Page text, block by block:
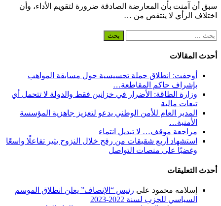
سبق أن آمنت بأن المعارضة الصادقة ضرورة لتقويم الأداء، وأن
اختلاف الرأي لا ينتقص من …
البحث
أحدث المقالات
أوجفت: انطلاق حملة تحسيسية حول مسابقة المواهب
بإشراف حاكم المقاطعة…
وزارة الطاقة: الأضرار في خزانين فقط والدولة لا تتحمل أي
تبعات مالية
المدير العام للأمن الوطني يدعو لتعزيز جاهزية المؤسسة
الأمنية…
مراجعة موقف… لا تبديل انتماء
استشهاد أربع شقيقات من رفح خلال النزوح يثير تفاعلًا واسعًا
وغضبًا على منصات التواصل
أحدث التعليقات
إسلامه محمود على رئيس “الإنصاف” يعلن انطلاق الموسم
السياسي للحزب لسنة 2022-2023